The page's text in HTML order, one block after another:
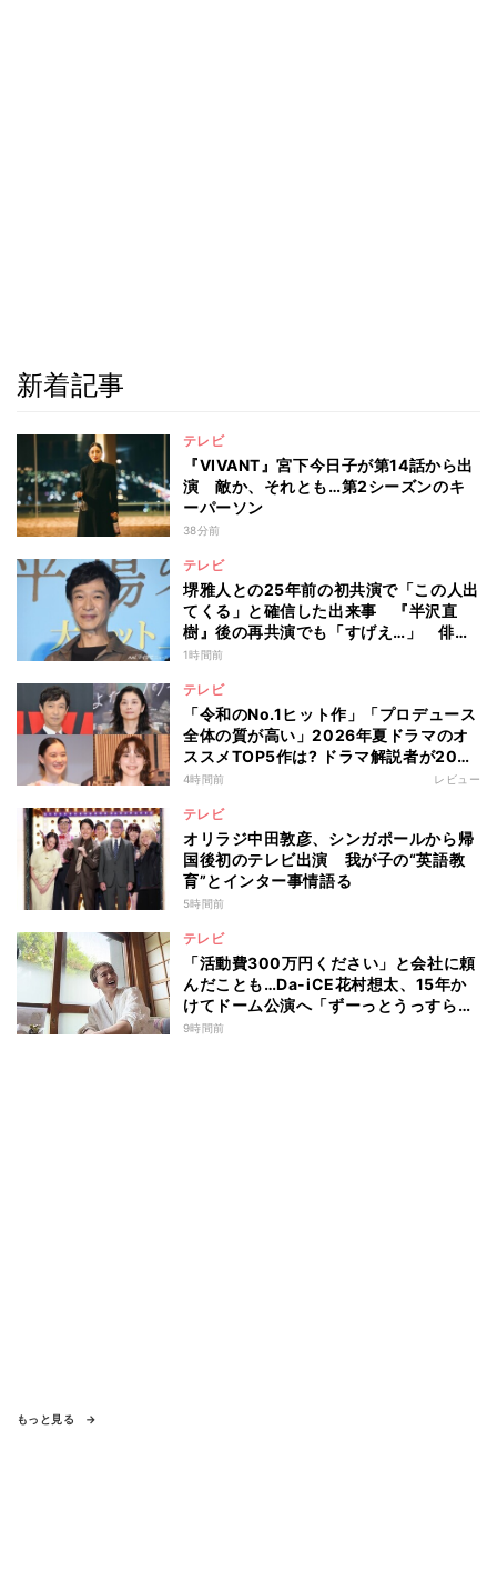
新着記事
テレビ
『VIVANT』宮下今日子が第14話から出
演 敵か、それとも…第2シーズンのキ
ーパーソン
38分前
テレビ
堺雅人との25年前の初共演で「この人出
てくる」と確信した出来事 『半沢直
樹』後の再共演でも「すげえ…」 俳優
としての“初体験”を阿部寛が告白
1時間前
テレビ
「令和のNo.1ヒット作」「プロデュース
全体の質が高い」2026年夏ドラマのオ
ススメTOP5作は? ドラマ解説者が20作
の傾向を“視聴率無視”で徹底分析
4時間前 レビュー
テレビ
オリラジ中田敦彦、シンガポールから帰
国後初のテレビ出演 我が子の“英語教
育”とインター事情語る
5時間前
テレビ
「活動費300万円ください」と会社に頼
んだことも…Da-iCE花村想太、15年か
けてドーム公演へ「ずーっとうっすらや
けど右肩上がり続けられていた」
9時間前
もっと見る